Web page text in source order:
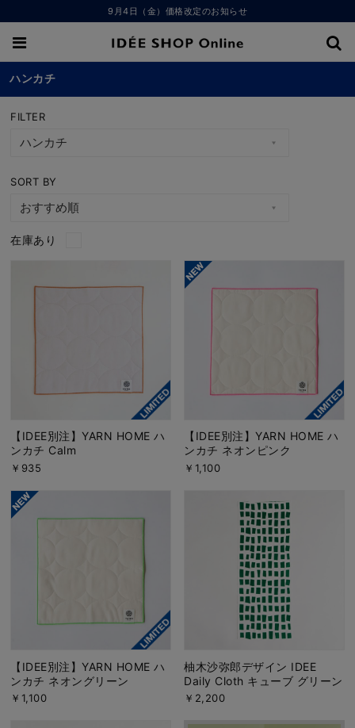
9月4日（金）価格改定のお知らせ
ハンカチ
FILTER
SORT BY
在庫あり
【IDEE別注】YARN HOME ハ
ンカチ Calm
￥935
【IDEE別注】YARN HOME ハ
ンカチ ネオンピンク
￥1,100
【IDEE別注】YARN HOME ハ
ンカチ ネオングリーン
￥1,100
柚木沙弥郎デザイン IDEE
Daily Cloth キューブ グリーン
￥2,200